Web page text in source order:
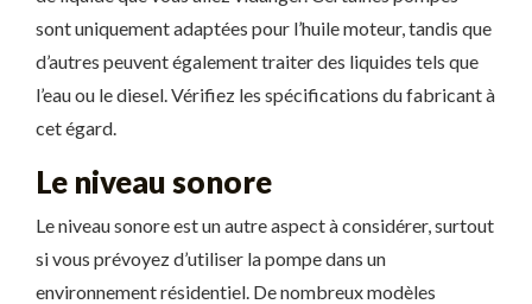
sont uniquement adaptées pour l’huile moteur, tandis que
d’autres peuvent également traiter des liquides tels que
l’eau ou le diesel. Vérifiez les spécifications du fabricant à
cet égard.
Le niveau sonore
Le niveau sonore est un autre aspect à considérer, surtout
si vous prévoyez d’utiliser la pompe dans un
environnement résidentiel. De nombreux modèles